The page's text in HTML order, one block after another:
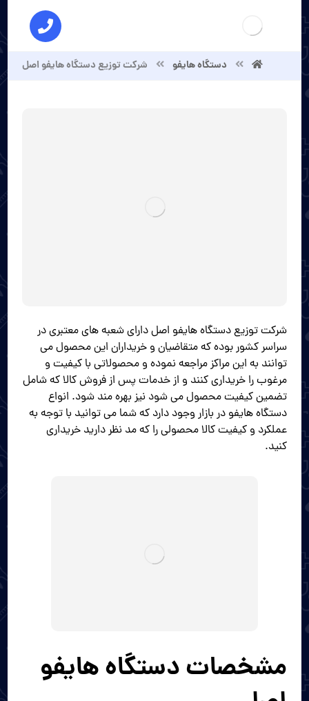
دستگاه هایفو شرکت توزیع دستگاه هایفو اصل
شرکت توزیع دستگاه هایفو اصل دارای شعبه های معتبری در
سراسر کشور بوده که متقاضیان و خریداران این محصول می‌
توانند به این مراکز مراجعه نموده و محصولاتی با کیفیت و
مرغوب را خریداری کنند و از خدمات پس از فروش کالا که شامل
تضمین کیفیت محصول می‌ شود نیز بهره مند شود. انواع
دستگاه هایفو در بازار وجود دارد که شما می توانید با توجه به
عملکرد و کیفیت کالا محصولی را که مد نظر دارید خریداری
کنید.
مشخصات دستگاه هایفو